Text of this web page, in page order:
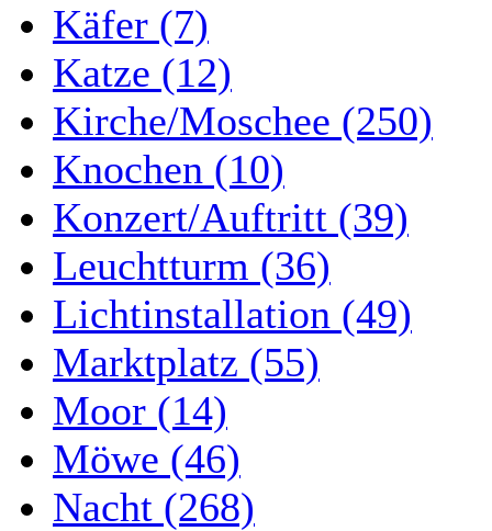
Käfer (7)
Katze (12)
Kirche/Moschee (250)
Knochen (10)
Konzert/Auftritt (39)
Leuchtturm (36)
Lichtinstallation (49)
Marktplatz (55)
Moor (14)
Möwe (46)
Nacht (268)